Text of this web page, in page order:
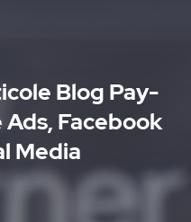
Blog Pay-
Facebook
Media